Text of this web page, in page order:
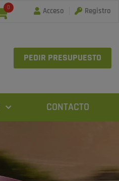
0 Acceso Registro
PEDIR PRESUPUESTO
CONTACTO